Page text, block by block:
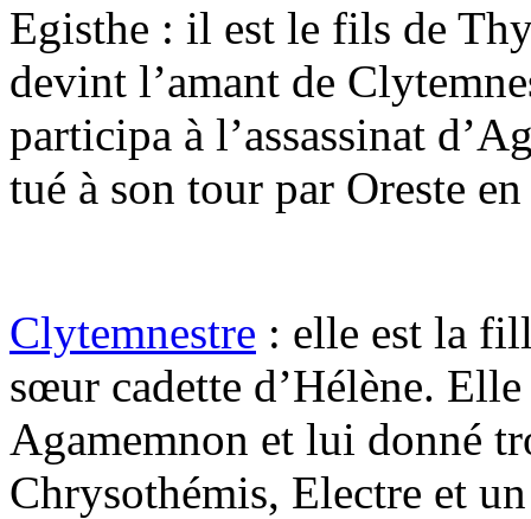
Egisthe : il est le fils de
devint l’amant de
participa à l’assassinat
tué à son tour par Oreste
Clytemnestre : elle est la
sœur cadette d’Hélène.
Agamemnon et lui donné
Chrysothémis, Electre et